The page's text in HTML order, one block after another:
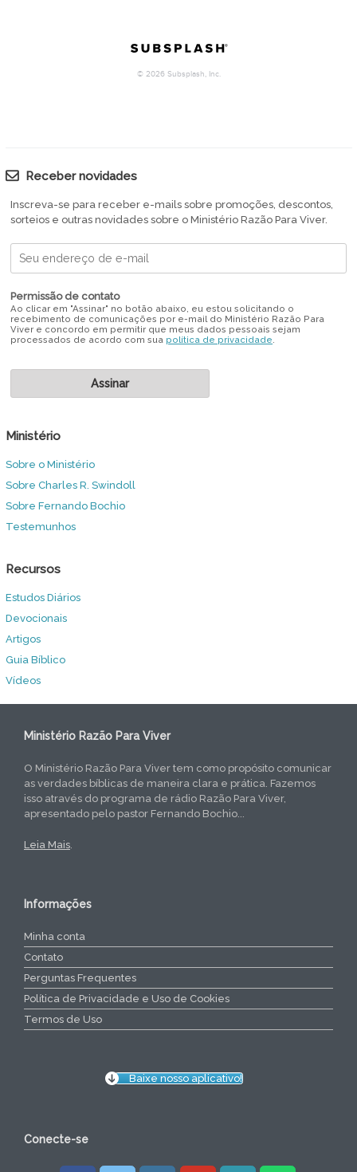
Receber novidades
Inscreva-se para receber e-mails sobre promoções, descontos,
sorteios e outras novidades sobre o Ministério Razão Para Viver.
Permissão de contato
Ao clicar em "Assinar" no botão abaixo, eu estou solicitando o
recebimento de comunicações por e-mail do Ministério Razão Para
Viver e concordo em permitir que meus dados pessoais sejam
processados de acordo com sua política de privacidade.
Ministério
Sobre o Ministério
Sobre Charles R. Swindoll
Sobre Fernando Bochio
Testemunhos
Recursos
Estudos Diários
Devocionais
Artigos
Guia Bíblico
Vídeos
Ministério Razão Para Viver
O Ministério Razão Para Viver tem como propósito comunicar
as verdades bíblicas de maneira clara e prática. Fazemos
isso através do programa de rádio Razão Para Viver,
apresentado pelo pastor Fernando Bochio...
Leia Mais
Informações
Minha conta
Contato
Perguntas Frequentes
Política de Privacidade e Uso de Cookies
Termos de Uso
Baixe nosso aplicativo!
Conecte-se